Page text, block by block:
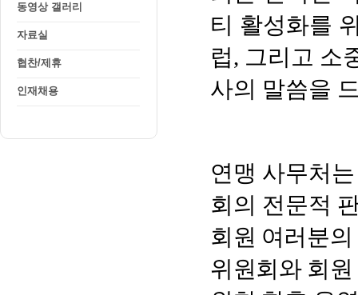
동영상 갤러리
자료실
협찬/제휴
인재채용